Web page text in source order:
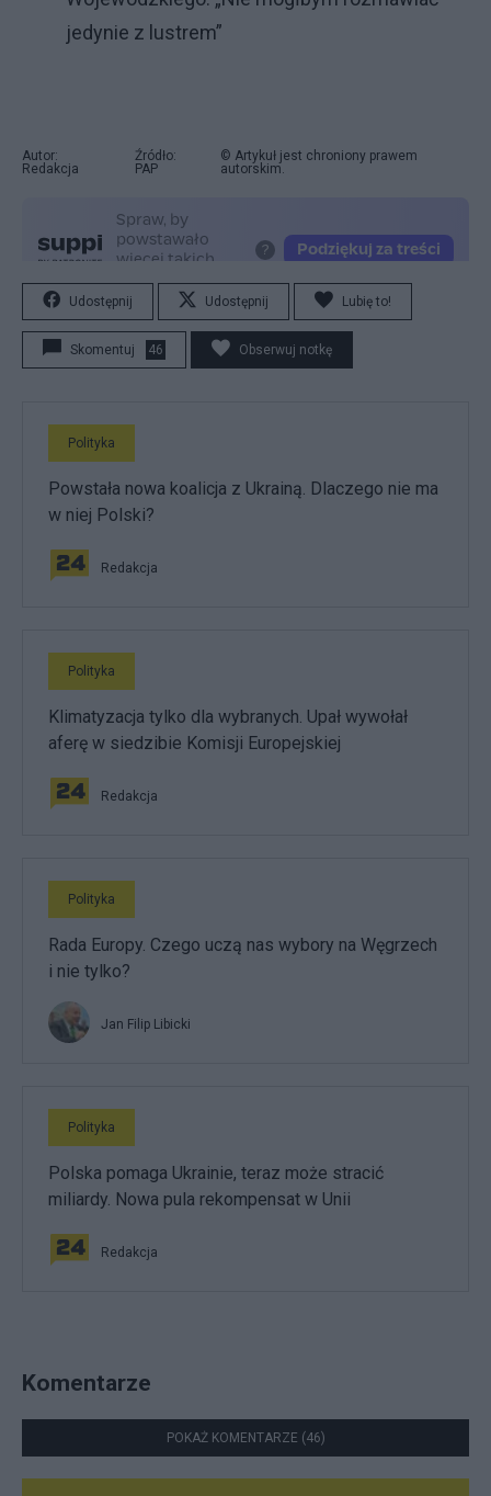
jedynie z lustrem”
Autor:
Redakcja
Źródło:
PAP
© Artykuł jest chroniony prawem
autorskim.
Udostępnij Udostępnij Lubię to!
Skomentuj 46 Obserwuj notkę
Polityka
Powstała nowa koalicja z Ukrainą. Dlaczego nie ma
w niej Polski?
Redakcja
Polityka
Klimatyzacja tylko dla wybranych. Upał wywołał
aferę w siedzibie Komisji Europejskiej
Redakcja
Polityka
Rada Europy. Czego uczą nas wybory na Węgrzech
i nie tylko?
Jan Filip Libicki
Polityka
Polska pomaga Ukrainie, teraz może stracić
miliardy. Nowa pula rekompensat w Unii
Redakcja
Komentarze
POKAŻ KOMENTARZE (46)